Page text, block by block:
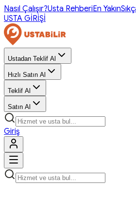
Nasıl Çalışır?Usta RehberiEn Yakın
USTA GİRİŞİ
Ustadan Teklif Al
Hızlı Satın Al
Teklif Al
Satın Al
Giriş